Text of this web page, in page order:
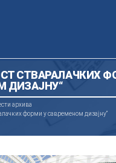
СТВАРАЛАЧКИХ
ДИЗАЈНУ“
архива
форми у савременом дизајну“